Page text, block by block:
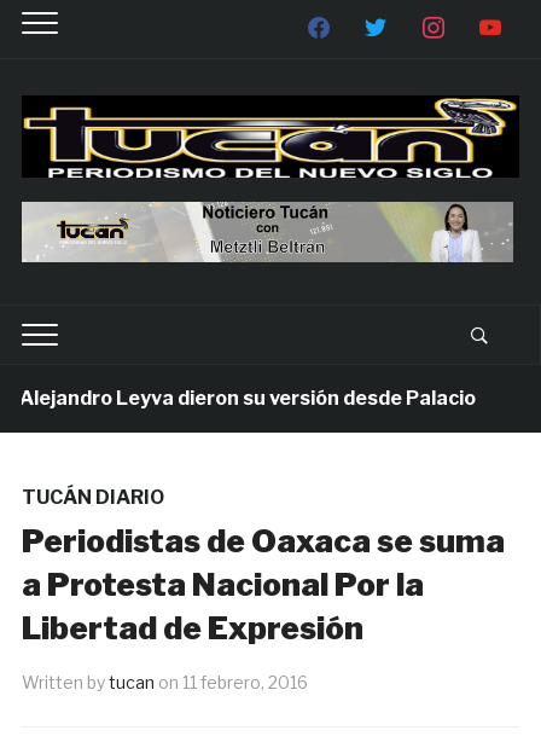
Leyva dieron su versión desde Palacio
TUCÁN DIARIO
Periodistas de Oaxaca se suma
a Protesta Nacional Por la
Libertad de Expresión
Written bytucan on 11 febrero, 2016